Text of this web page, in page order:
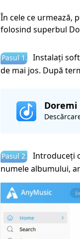
În cele ce urmează,
folosind superbul
Pasul 1.
Instalați
de mai jos. După
Doremi
Pasul 2.
Introduceți
numele albumului,